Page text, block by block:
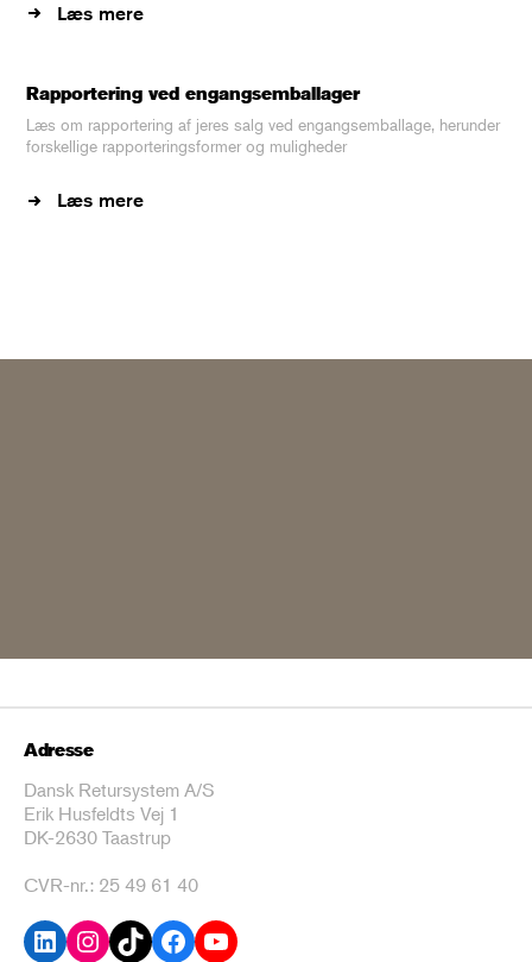
Læs mere
Rapportering ved engangsemballager
Læs om rapportering af jeres salg ved engangsemballage, herunder
forskellige rapporteringsformer og muligheder
Læs mere
Adresse
Dansk Retursystem A/S
Erik Husfeldts Vej 1
DK-2630 Taastrup
CVR-nr.: 25 49 61 40
LinkedIn
Instagram
TikTokFacebook
YouTube